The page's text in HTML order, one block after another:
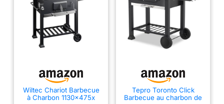
GRAND FORMAT 57 CM
– BBQ CHARBON
PARFAIT POUR LES
GRANDES TABLÉES |
Avec sa large surface de
permet de préparer des
grillades savoureuses
pour 8 à 12 personnes
Wiltec Chariot Barbecue
à Charbon 1130x475x
Tepro Toronto Click
Barbecue au charbon de